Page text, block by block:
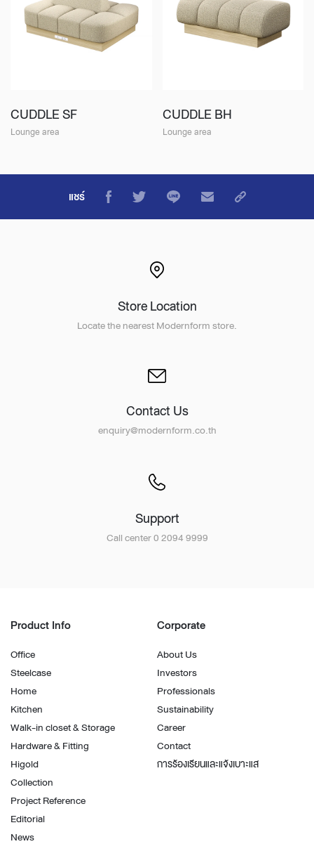
CUDDLE SF
Lounge area
CUDDLE BH
Lounge area
แชร์
Store Location
Locate the nearest Modernform store.
Contact Us
enquiry@modernform.co.th
Support
Call center 0 2094 9999
Product Info
Office
Steelcase
Home
Kitchen
Walk-in closet & Storage
Hardware & Fitting
Higold
Collection
Project Reference
Editorial
News
Corporate
About Us
Investors
Professionals
Sustainability
Career
Contact
การร้องเรียนและแจ้งเบาะแส